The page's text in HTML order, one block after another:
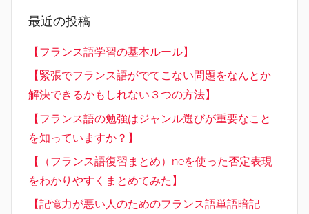
最近の投稿
【フランス語学習の基本ルール】
【緊張でフランス語がでてこない問題をなんとか
解決できるかもしれない３つの方法】
【フランス語の勉強はジャンル選びが重要なこと
を知っていますか？】
【（フランス語復習まとめ）neを使った否定表現
をわかりやすくまとめてみた】
【記憶力が悪い人のためのフランス語単語暗記